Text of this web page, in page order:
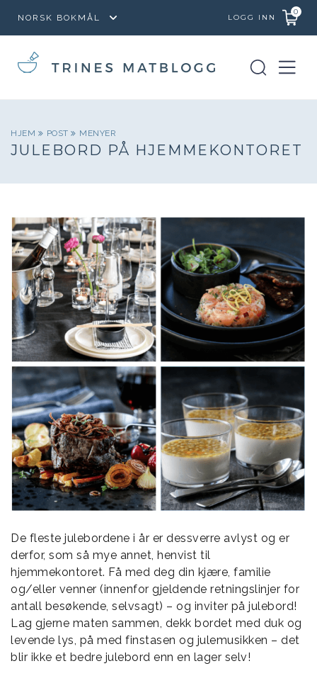
LOGG INN
0
HJEM POST MENYER
JULEBORD PÅ HJEMMEKONTORET
De fleste julebordene i år er dessverre avlyst og er
derfor, som så mye annet, henvist til
hjemmekontoret. Få med deg din kjære, familie
og/eller venner (innenfor gjeldende retningslinjer for
antall besøkende, selvsagt) – og inviter på julebord!
Lag gjerne maten sammen, dekk bordet med duk og
levende lys, på med finstasen og julemusikken – det
blir ikke et bedre julebord enn en lager selv!